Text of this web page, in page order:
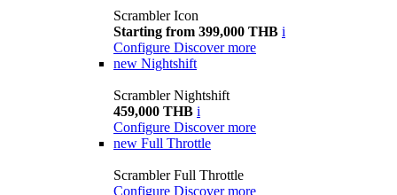
Scrambler Icon
Starting from 399,000 THB i
Configure Discover more
new Nightshift
Scrambler Nightshift
459,000 THB i
Configure Discover more
new Full Throttle
Scrambler Full Throttle
Configure Discover more